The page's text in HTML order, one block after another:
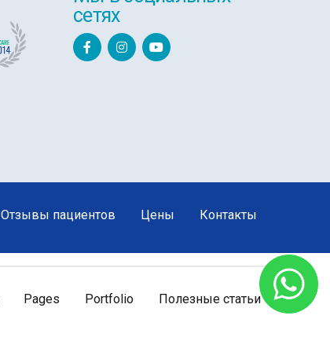
сетях
Отзывы пациентов Цены Контакты
Pages Portfolio Полезные статьи